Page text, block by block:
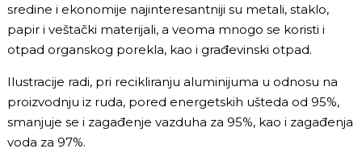
sredine i ekonomije najinteresantniji su metali, staklo,
papir i veštački materijali, a veoma mnogo se koristi i
otpad organskog porekla, kao i građevinski otpad.
Ilustracije radi, pri recikliranju aluminijuma u odnosu na
proizvodnju iz ruda, pored energetskih ušteda od 95%,
smanjuje se i zagađenje vazduha za 95%, kao i zagađenja
voda za 97%.